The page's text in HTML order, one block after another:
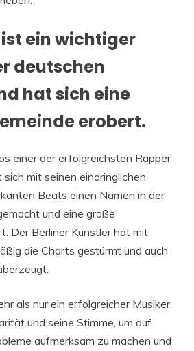
ist ein wichtiger
deutschen
hat sich eine
erobert.
einer der erfolgreichsten Rapper
mit seinen eindringlichen
Beats einen Namen in der
und eine große
Der Berliner Künstler hat mit
die Charts gestürmt und auch
als nur ein erfolgreicher Musiker.
und seine Stimme, um auf
aufmerksam zu machen und